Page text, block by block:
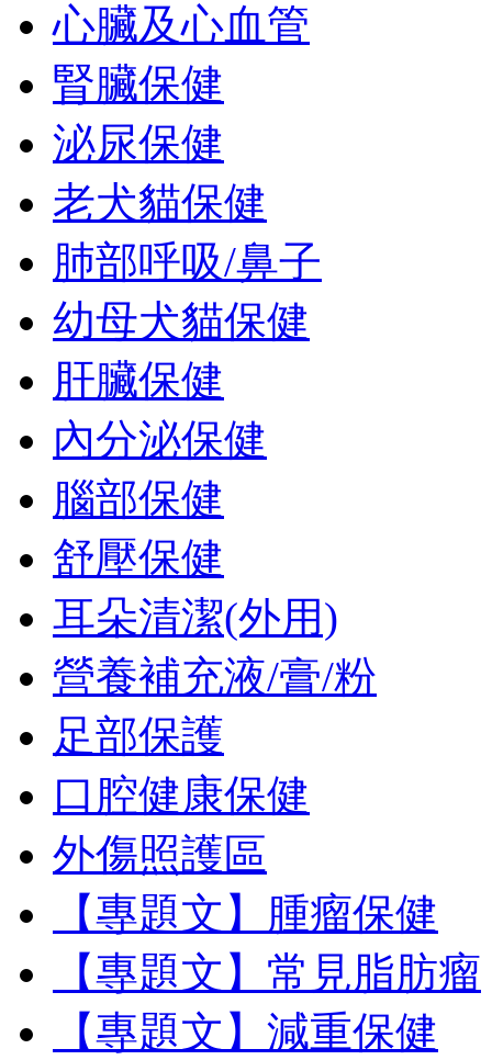
心臟及心血管
腎臟保健
泌尿保健
老犬貓保健
肺部呼吸/鼻子
幼母犬貓保健
肝臟保健
內分泌保健
腦部保健
舒壓保健
耳朵清潔(外用)
營養補充液/膏/粉
足部保護
口腔健康保健
外傷照護區
【專題文】腫瘤保健
【專題文】常見脂肪瘤
【專題文】減重保健